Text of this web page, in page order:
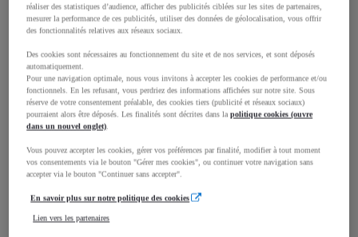
Longueur
3 700mm
Consommation mixte
réaliser des statistiques d’audience, afficher des publicités ciblées sur les sites de partenaires,
mesurer la performance de ces publicités, utiliser des données de géolocalisation, vous offrir
des fonctionnalités relatives aux réseaux sociaux.
Des cookies sont nécessaires au fonctionnement du site et de nos services, et sont déposés
automatiquement.
Pour une navigation optimale, nous vous invitons à accepter les cookies de performance et/ou
fonctionnels. En les refusant, vous perdriez des informations affichées sur notre site. Sous
réserve de votre consentement préalable, des cookies tiers (publicité et réseaux sociaux)
pourraient alors être déposés. Les finalités sont décrites dans lapolitique cookies (ouvre
dans un nouvel onglet)
Vous pouvez accepter les cookies, gérer vos préférences par finalité, modifier à tout moment
vos consentements via le bouton "Gérer mes cookies", ou continuer votre navigation sans
accepter via le bouton "Continuer sans accepter".
En savoir plus sur notre politique des cookies
Lien vers les partenaires